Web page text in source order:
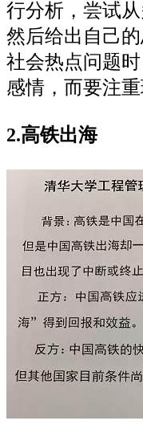
行分析，尝试
然后给出自己
社会热点问题
感情，而要注重
2.高铁出海